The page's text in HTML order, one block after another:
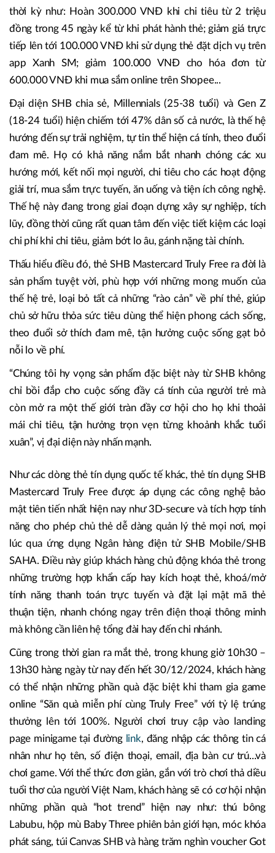
thời kỳ như: Hoàn 300.000 VNĐ khi chi tiêu từ 2 triệu
đồng trong 45 ngày kể từ khi phát hành thẻ; giảm giá trực
tiếp lên tới 100.000 VNĐ khi sử dụng thẻ đặt dịch vụ trên
app Xanh SM; giảm 100.000 VNĐ cho hóa đơn từ
600.000 VNĐ khi mua sắm online trên Shopee...
Đại diện SHB chia sẻ, Millennials (25-38 tuổi) và Gen Z
(18-24 tuổi) hiện chiếm tới 47% dân số cả nước, là thế hệ
hướng đến sự trải nghiệm, tự tin thể hiện cá tính, theo đuổi
đam mê. Họ có khả năng nắm bắt nhanh chóng các xu
hướng mới, kết nối mọi người, chi tiêu cho các hoạt động
giải trí, mua sắm trực tuyến, ăn uống và tiện ích công nghệ.
Thế hệ này đang trong giai đoạn dựng xây sự nghiệp, tích
lũy, đồng thời cũng rất quan tâm đến việc tiết kiệm các loại
chi phí khi chi tiêu, giảm bớt lo âu, gánh nặng tài chính.
Thấu hiểu điều đó, thẻ SHB Mastercard Truly Free ra đời là
sản phẩm tuyệt vời, phù hợp với những mong muốn của
thế hệ trẻ, loại bỏ tất cả những “rào cản” về phí thẻ, giúp
chủ sở hữu thỏa sức tiêu dùng thể hiện phong cách sống,
theo đuổi sở thích đam mê, tận hưởng cuộc sống gạt bỏ
nỗi lo về phí.
“Chúng tôi hy vọng sản phẩm đặc biệt này từ SHB không
chỉ bồi đắp cho cuộc sống đầy cá tính của người trẻ mà
còn mở ra một thế giới tràn đầy cơ hội cho họ khi thoải
mái chi tiêu, tận hưởng trọn vẹn từng khoảnh khắc tuổi
xuân”, vị đại diện này nhấn mạnh.
Như các dòng thẻ tín dụng quốc tế khác, thẻ tín dụng SHB
Mastercard Truly Free được áp dụng các công nghệ bảo
mật tiên tiến nhất hiện nay như 3D-secure và tích hợp tính
năng cho phép chủ thẻ dễ dàng quản lý thẻ mọi nơi, mọi
lúc qua ứng dụng Ngân hàng điện tử SHB Mobile/SHB
SAHA. Điều này giúp khách hàng chủ động khóa thẻ trong
những trường hợp khẩn cấp hay kích hoạt thẻ, khoá/mở
tính năng thanh toán trực tuyến và đặt lại mật mã thẻ
thuận tiện, nhanh chóng ngay trên điện thoại thông minh
mà không cần liên hệ tổng đài hay đến chi nhánh.
Cũng trong thời gian ra mắt thẻ, trong khung giờ 10h30 –
13h30 hàng ngày từ nay đến hết 30/12/2024, khách hàng
có thể nhận những phần quà đặc biệt khi tham gia game
online “Săn quà miễn phí cùng Truly Free” với tỷ lệ trúng
thưởng lên tới 100%. Người chơi truy cập vào landing
page minigame tại đường link, đăng nhập các thông tin cá
nhân như họ tên, số điện thoại, email, địa bàn cư trú...và
chơi game. Với thể thức đơn giản, gắn với trò chơi thả diều
tuổi thơ của người Việt Nam, khách hàng sẽ có cơ hội nhận
những phần quà “hot trend” hiện nay như: thú bông
Labubu, hộp mù Baby Three phiên bản giới hạn, móc khóa
phát sáng, túi Canvas SHB và hàng trăm nghìn voucher Got